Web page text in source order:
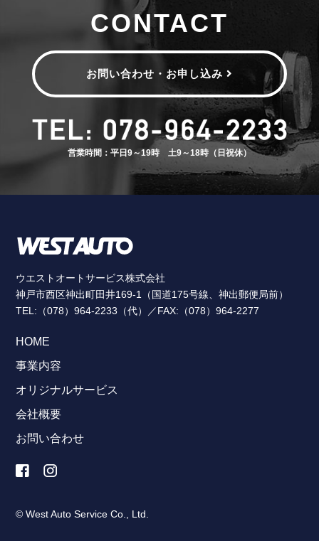
CONTACT
お問い合わせ・お申し込み
営業時間：平日9～19時 土9～18時（日祝休）
ウエストオートサービス株式会社
神戸市西区神出町田井169-1（国道175号線、神出郵便局前）
TEL:（078）964-2233（代）／FAX:（078）964-2277
HOME
事業内容
オリジナルサービス
会社概要
お問い合わせ
© West Auto Service Co., Ltd.